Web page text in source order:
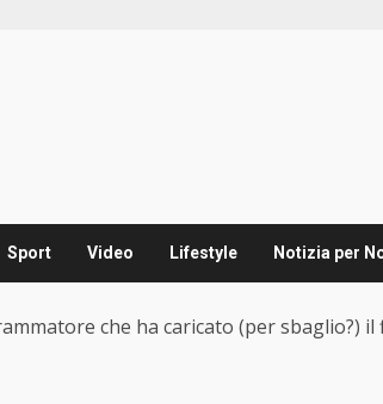
Sport Video Lifestyle Notizia per
che ha caricato (per sbaglio?) il